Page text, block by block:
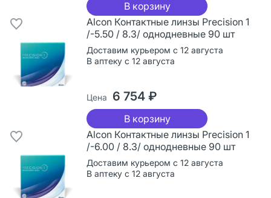
В корзину
Alcon Контактные линзы Precision 1
/-5.50 / 8.3/ однодневные 90 шт
Доставим курьером с 12 августа
В аптеку с 12 августа
Цена 6 754 ₽
В корзину
Alcon Контактные линзы Precision 1
/-6.00 / 8.3/ однодневные 90 шт
Доставим курьером с 12 августа
В аптеку с 12 августа